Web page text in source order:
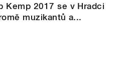
Kemp 2017 se v Hradci
muzikantů a...